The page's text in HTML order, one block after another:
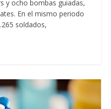
y ocho bombas guiadas,
En el mismo periodo
soldados,